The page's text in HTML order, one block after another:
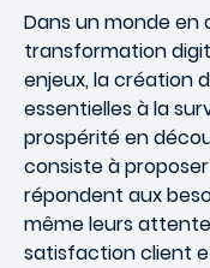
Dans un monde
transformation
enjeux, la création
essentielles à la
prospérité en
consiste à
répondent aux
même leurs
satisfaction client